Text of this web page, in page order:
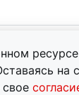
на